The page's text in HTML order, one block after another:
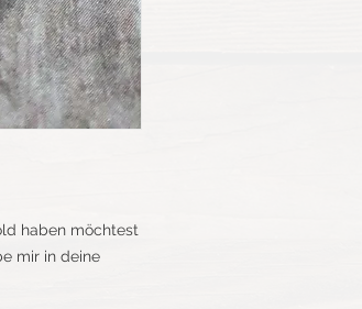
haben möchtest
mir in deine